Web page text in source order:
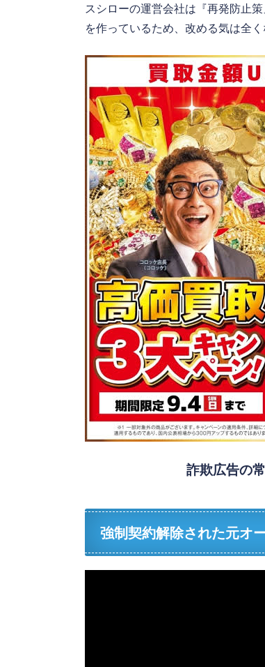
スシローの運営会社は『再発防止
を作っているため、改める気は全く
詐欺広告の
強制契約解除された元オ